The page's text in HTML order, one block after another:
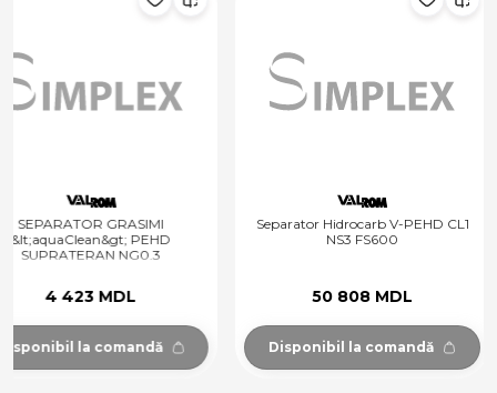
SEPARATOR GRASIMI
&lt;aquaClean&gt; PEHD
SUPRATERAN NG0.3
4 423 MDL
la comandă
Separator Hidrocarb V-PEHD CL1
NS3 FS600
50 808 MDL
Disponibil la comandă